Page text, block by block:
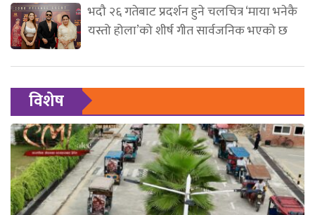
भदौ २६ गतेबाट प्रदर्शन हुने चलचित्र ‘माया भनेकै
यस्तो होला’को शीर्ष गीत सार्वजनिक भएको छ
विशेष